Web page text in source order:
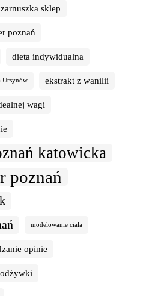
sklep
poznań
dieta indywidualna
Ursynów ekstrakt z wanilii
wagi
katowicka
poznań
modelowanie ciała
opinie
odżywki